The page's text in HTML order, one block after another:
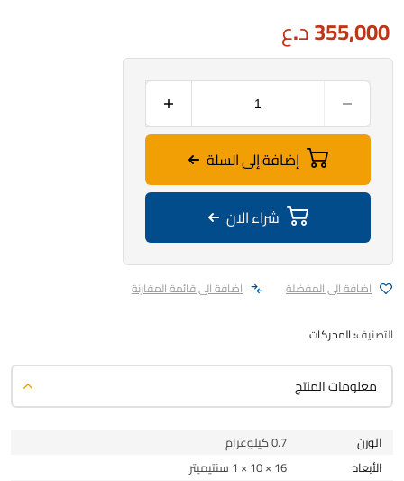
355,000د.ع
إضافة إلى السلة
شراء الان
اضافة الى المفضلة اضافة الى قائمة المقارنة
التصنيف:المحركات
معلومات المنتج
الوزن
0.7 كيلوغرام
الأبعاد
16 × 10 × 1 سنتيميتر